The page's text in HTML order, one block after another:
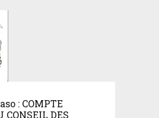
: COMPTE
CONSEIL DES